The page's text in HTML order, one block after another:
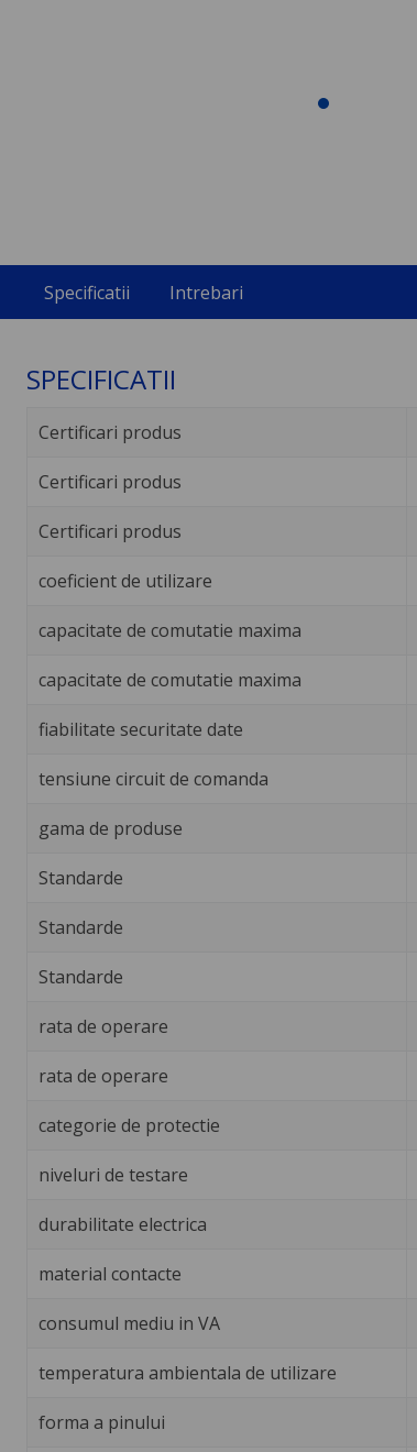
Specificatii Intrebari
SPECIFICATII
Certificari produs
Certificari produs
Certificari produs
coeficient de utilizare
capacitate de comutatie maxima
capacitate de comutatie maxima
fiabilitate securitate date
tensiune circuit de comanda
gama de produse
Standarde
Standarde
Standarde
rata de operare
rata de operare
categorie de protectie
niveluri de testare
durabilitate electrica
material contacte
consumul mediu in VA
temperatura ambientala de utilizare
forma a pinului